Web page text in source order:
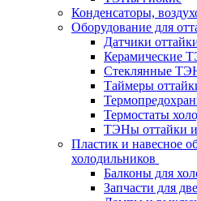
Конденсаторы,
Оборудование для
Датчики
Керамические
Стеклянные
Таймеры
Термостаты
ТЭНы оттайки
Пластик и навесное
холодильников
Балконы для
Запчасти для